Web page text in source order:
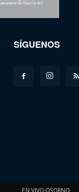
SÍGUENOS
EN VIVO OSORNO